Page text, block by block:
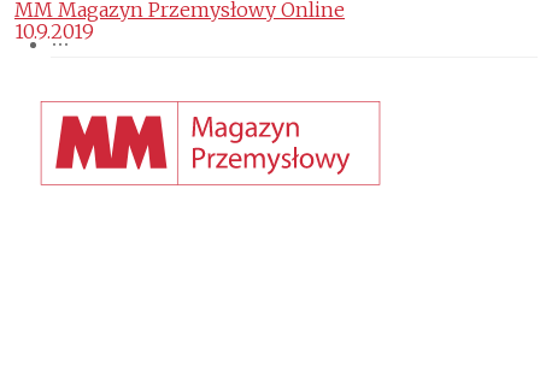
MM Magazyn Przemysłowy Online
10.9.2019